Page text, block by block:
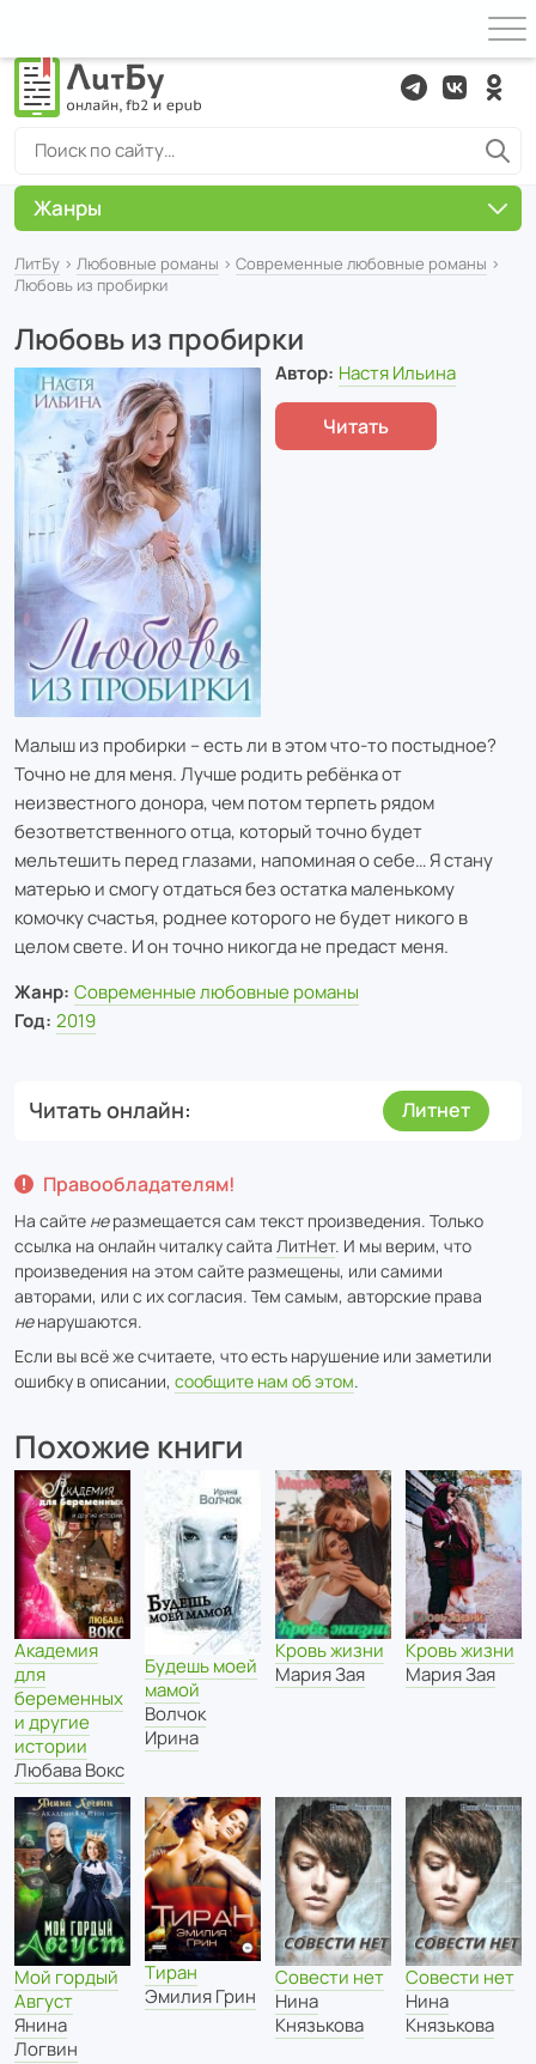
ЛитБу › Любовные романы › Современные любовные романы ›
Любовь из пробирки
Любовь из пробирки
Автор: Настя Ильина
Читать
Малыш из пробирки – есть ли в этом что-то постыдное?
Точно не для меня. Лучше родить ребёнка от
неизвестного донора, чем потом терпеть рядом
безответственного отца, который точно будет
мельтешить перед глазами, напоминая о себе… Я стану
матерью и смогу отдаться без остатка маленькому
комочку счастья, роднее которого не будет никого в
целом свете. И он точно никогда не предаст меня.
Жанр: Современные любовные романы
Год: 2019
Читать онлайн Литнет
Правообладателям!
На сайте неразмещается сам текст произведения. Только
ссылка на онлайн читалку сайта ЛитНет. И мы верим, что
произведения на этом сайте размещены, или самими
авторами, или с их согласия. Тем самым, авторские права
ненарушаются.
Если вы всё же считаете, что есть нарушение или заметили
ошибку в описании, сообщите нам об этом.
Похожие книги
Академия
для
беременных
и другие
истории
Любава Вокс
Будешь моей
мамой
Волчок
Ирина
Кровь жизни
Мария Зая
Кровь жизни
Мария Зая
Мой гордый
Август
Янина
Логвин
Тиран
Эмилия Грин
Совести нет
Нина
Князькова
Совести нет
Нина
Князькова
Жанры